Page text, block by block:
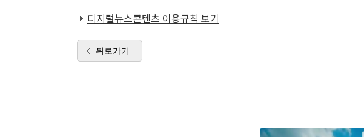
디지털뉴스콘텐츠 이용규칙 보기
뒤로가기